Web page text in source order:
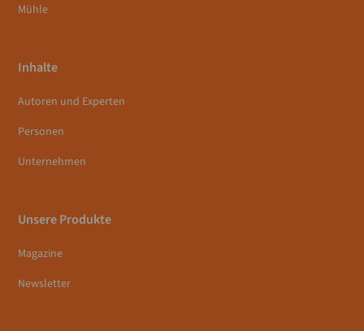
Mühle
Inhalte
Autoren und Experten
Personen
Unternehmen
Unsere Produkte
Magazine
Newsletter